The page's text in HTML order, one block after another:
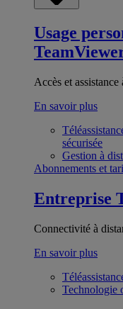
Usage
Accès et assistance
En savoir plus
sécurisée
Gestion à
Abonnements et
Entreprise
Connectivité à
En savoir plus
Technologie